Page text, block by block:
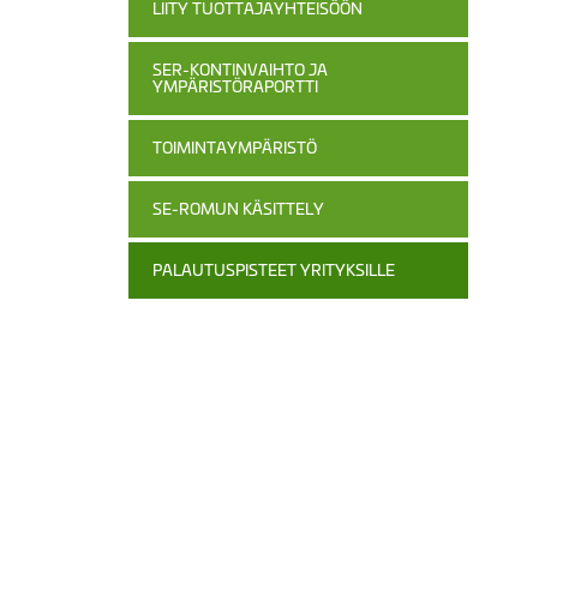
LIITY TUOTTAJAYHTEISÖÖN
SER-KONTINVAIHTO JA
YMPÄRISTÖRAPORTTI
TOIMINTAYMPÄRISTÖ
SE-ROMUN KÄSITTELY
PALAUTUSPISTEET YRITYKSILLE